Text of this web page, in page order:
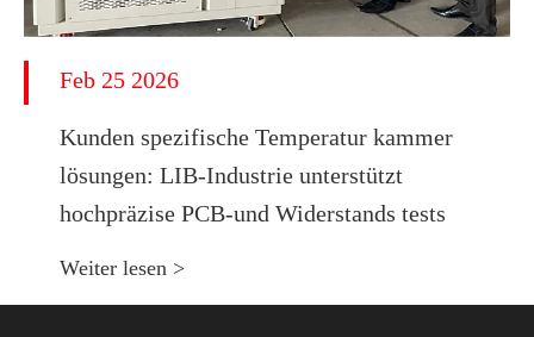
Feb 25 2026
Kunden spezifische Temperatur kammer
lösungen: LIB-Industrie unterstützt
hochpräzise PCB-und Widerstands tests
Weiter lesen >